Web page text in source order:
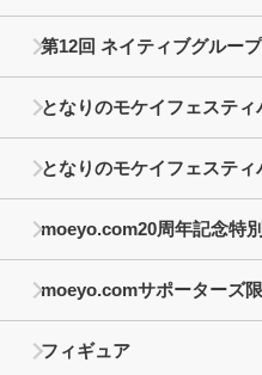
第12回 ネイティブグルー
となりのモケイフェスティ
となりのモケイフェスティ
moeyo.com20周年記念特
moeyo.comサポーターズ
フィギュア